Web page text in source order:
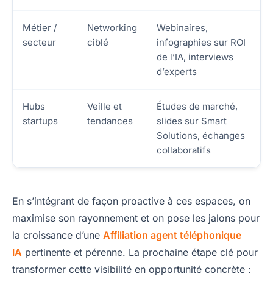
Métier /
secteur
Networking
ciblé
Webinaires,
infographies sur ROI
de l’IA, interviews
d’experts
Hubs
startups
Veille et
tendances
Études de marché,
slides sur Smart
Solutions, échanges
collaboratifs
En s’intégrant de façon proactive à ces espaces, on
maximise son rayonnement et on pose les jalons pour
la croissance d’une Affiliation agent téléphonique
IA pertinente et pérenne. La prochaine étape clé pour
transformer cette visibilité en opportunité concrète :